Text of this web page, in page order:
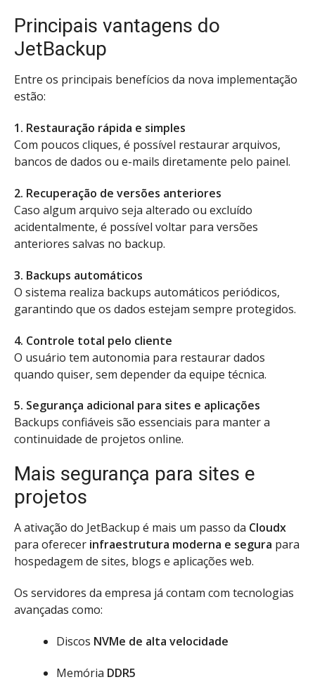
Principais vantagens do
JetBackup
Entre os principais benefícios da nova implementação
estão:
1. Restauração rápida e simples
Com poucos cliques, é possível restaurar arquivos,
bancos de dados ou e-mails diretamente pelo painel.
2. Recuperação de versões anteriores
Caso algum arquivo seja alterado ou excluído
acidentalmente, é possível voltar para versões
anteriores salvas no backup.
3. Backups automáticos
O sistema realiza backups automáticos periódicos,
garantindo que os dados estejam sempre protegidos.
4. Controle total pelo cliente
O usuário tem autonomia para restaurar dados
quando quiser, sem depender da equipe técnica.
5. Segurança adicional para sites e aplicações
Backups confiáveis são essenciais para manter a
continuidade de projetos online.
Mais segurança para sites e
projetos
A ativação do JetBackup é mais um passo da Cloudx
para oferecer infraestrutura moderna e segura para
hospedagem de sites, blogs e aplicações web.
Os servidores da empresa já contam com tecnologias
avançadas como:
Discos NVMe de alta velocidade
Memória DDR5